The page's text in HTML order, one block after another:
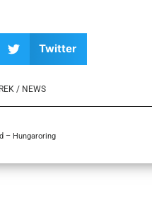
Twitter
/ NEWS
– Hungaroring